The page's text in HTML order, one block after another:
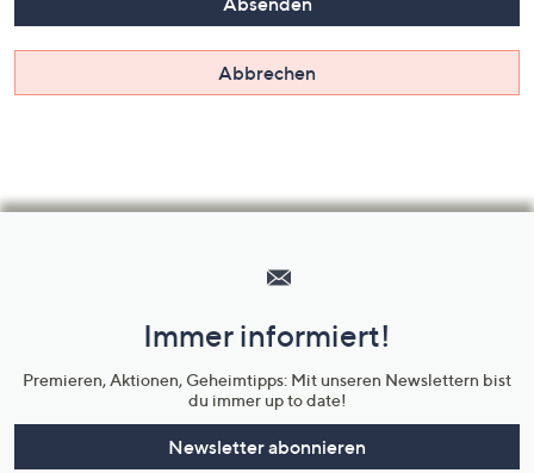
Abbrechen
Unternehmensinformationen
Immer informiert!
Premieren, Aktionen, Geheimtipps: Mit unseren Newslettern bist
du immer up to date!
Newsletter abonnieren